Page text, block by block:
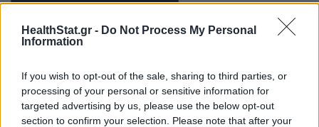
HealthStat.gr - Do Not Process My Personal
Information
If you wish to opt-out of the sale, sharing to third parties, or
processing of your personal or sensitive information for
targeted advertising by us, please use the below opt-out
section to confirm your selection. Please note that after your
Πρόσθεσε τοHealthStat
Google
ΟΥΛΙΤΙΔΑ ΚΑΡΚΙΝΟΣ ΜΑΣΤΟΥ ΒΑΚΤΗΡΙΑ
ΟΥΛΑ